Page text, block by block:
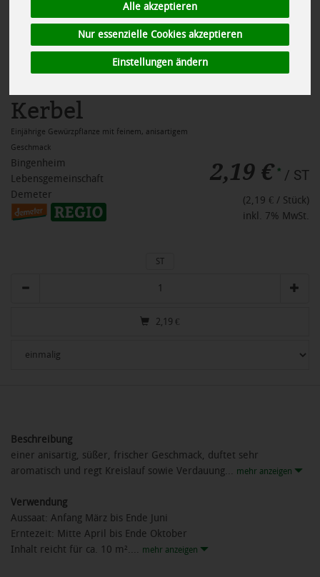
Alle akzeptieren
Nur essenzielle Cookies akzeptieren
Einstellungen ändern
Kerbel
Einjährige Gewürzpflanze mit feinem, anisartigem
Geschmack
Bingenheim
Lebensgemeinschaft
Demeter
2,19 € * / ST
(2,19 € / Stück)
inkl. 7% MwSt.
ST
2,19 €
Beschreibung
einer anisartig, süßer, frischer Geschmack, duftet sehr
aromatisch und regt Kreislauf sowie Verdauung... mehr anzeigen
Verwendung
Aussaat: Anfang März bis Ende Juni
Erntezeit: Mitte April bis Ende Oktober
Inhalt reicht für ca. 10 m².... mehr anzeigen